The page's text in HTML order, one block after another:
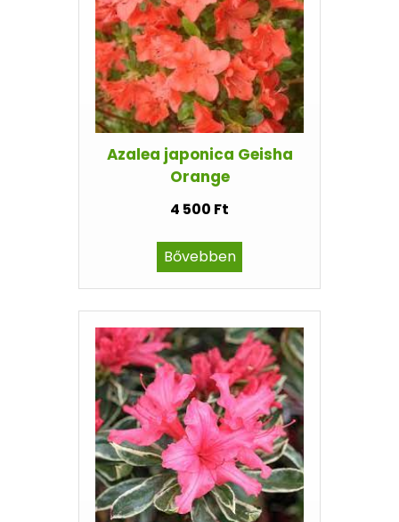
Azalea japonica Geisha
Orange
4 500 Ft
Bővebben